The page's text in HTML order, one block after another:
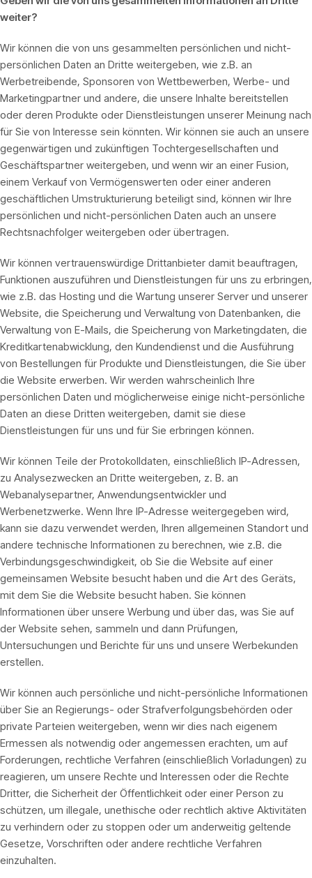
weiter?
Wir können die von uns gesammelten persönlichen und nicht-
persönlichen Daten an Dritte weitergeben, wie z.B. an
Werbetreibende, Sponsoren von Wettbewerben, Werbe- und
Marketingpartner und andere, die unsere Inhalte bereitstellen
oder deren Produkte oder Dienstleistungen unserer Meinung nach
für Sie von Interesse sein könnten. Wir können sie auch an unsere
gegenwärtigen und zukünftigen Tochtergesellschaften und
Geschäftspartner weitergeben, und wenn wir an einer Fusion,
einem Verkauf von Vermögenswerten oder einer anderen
geschäftlichen Umstrukturierung beteiligt sind, können wir Ihre
persönlichen und nicht-persönlichen Daten auch an unsere
Rechtsnachfolger weitergeben oder übertragen.
Wir können vertrauenswürdige Drittanbieter damit beauftragen,
Funktionen auszuführen und Dienstleistungen für uns zu erbringen,
wie z.B. das Hosting und die Wartung unserer Server und unserer
Website, die Speicherung und Verwaltung von Datenbanken, die
Verwaltung von E-Mails, die Speicherung von Marketingdaten, die
Kreditkartenabwicklung, den Kundendienst und die Ausführung
von Bestellungen für Produkte und Dienstleistungen, die Sie über
die Website erwerben. Wir werden wahrscheinlich Ihre
persönlichen Daten und möglicherweise einige nicht-persönliche
Daten an diese Dritten weitergeben, damit sie diese
Dienstleistungen für uns und für Sie erbringen können.
Wir können Teile der Protokolldaten, einschließlich IP-Adressen,
zu Analysezwecken an Dritte weitergeben, z. B. an
Webanalysepartner, Anwendungsentwickler und
Werbenetzwerke. Wenn Ihre IP-Adresse weitergegeben wird,
kann sie dazu verwendet werden, Ihren allgemeinen Standort und
andere technische Informationen zu berechnen, wie z.B. die
Verbindungsgeschwindigkeit, ob Sie die Website auf einer
gemeinsamen Website besucht haben und die Art des Geräts,
mit dem Sie die Website besucht haben. Sie können
Informationen über unsere Werbung und über das, was Sie auf
der Website sehen, sammeln und dann Prüfungen,
Untersuchungen und Berichte für uns und unsere Werbekunden
erstellen.
Wir können auch persönliche und nicht-persönliche Informationen
über Sie an Regierungs- oder Strafverfolgungsbehörden oder
private Parteien weitergeben, wenn wir dies nach eigenem
Ermessen als notwendig oder angemessen erachten, um auf
Forderungen, rechtliche Verfahren (einschließlich Vorladungen) zu
reagieren, um unsere Rechte und Interessen oder die Rechte
Dritter, die Sicherheit der Öffentlichkeit oder einer Person zu
schützen, um illegale, unethische oder rechtlich aktive Aktivitäten
zu verhindern oder zu stoppen oder um anderweitig geltende
Gesetze, Vorschriften oder andere rechtliche Verfahren
einzuhalten.